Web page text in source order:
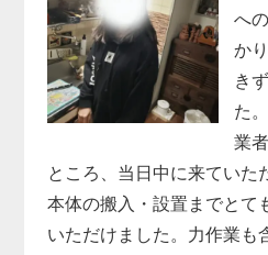
へ
か
き
た
業
ところ、当日中に来ていた
本体の搬入・設置までとて
いただけました。力作業も